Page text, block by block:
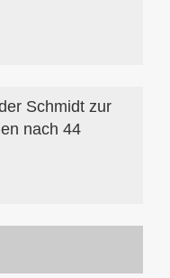
Schmidt zur
nach 44